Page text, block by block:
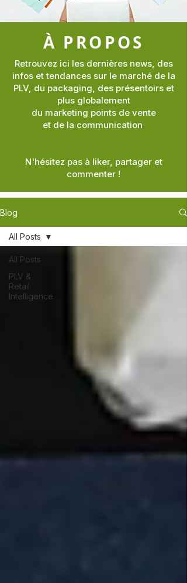
À PROPOS
Retrouvez ici les dernières news, des
infos et tendances sur le marché de la
PLV, du packaging, des présentoirs et
plus globalement
du marketing points de vente
et de la communication
N'hésitez pas à liker, partager et
commenter !
Blog
All Posts
PLV &
Retail
Intelligence
All Posts